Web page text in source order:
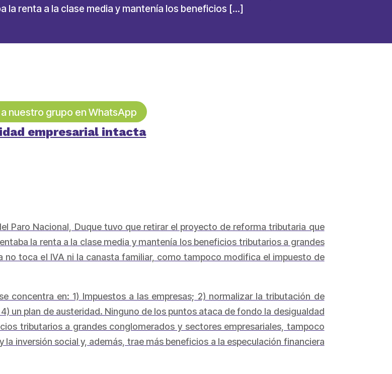
la renta a la clase media y mantenía los beneficios […]
nuestro grupo en WhatsApp
empresarial intacta
Paro Nacional, Duque tuvo que retirar el proyecto de reforma tributaria que
la renta a la clase media y mantenía los beneficios tributarios a grandes
no toca el IVA ni la canasta familiar, como tampoco modifica el impuesto de
concentra en: 1) Impuestos a las empresas; 2) normalizar la tributación de
un plan de austeridad. Ninguno de los puntos ataca de fondo la desigualdad
tributarios a grandes conglomerados y sectores empresariales, tampoco
inversión social y, además, trae más beneficios a la especulación financiera